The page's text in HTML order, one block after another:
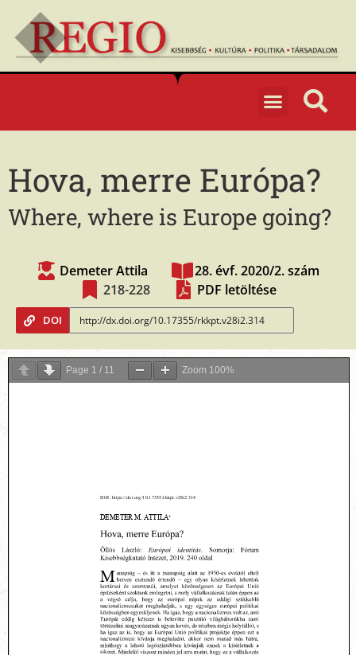
Hova, merre Európa?
Where, where is Europe going?
Demeter Attila
28. évf. 2020/2. szám
218-228
PDF letöltése
DOI
Page 1 / 11 Zoom 100%